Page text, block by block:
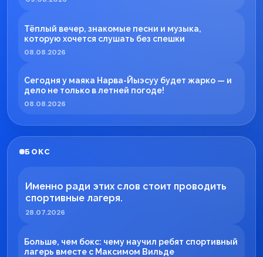
Тёплый вечер, знакомые песни и музыка,
которую хочется слушать без спешки
08.08.2026
Сегодня у маяка Нарва-Йыэсуу будет жарко — и
дело не только в летней погоде!
08.08.2026
БОКС
Именно ради этих слов стоит проводить
спортивные лагеря.
28.07.2026
Больше, чем бокс: чему научил ребят спортивный
лагерь вместе с Максимом Вильде